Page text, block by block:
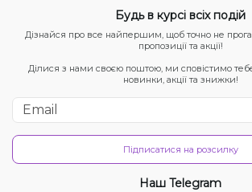
Будь в курсі всіх подій
Дізнайся про все найпершим, щоб точно не
пропозиції та акції!
Ділися з нами своєю поштою, ми сповістимо тебе
новинки, акції та знижки!
Підписатися на розсилку
Наш Telegram